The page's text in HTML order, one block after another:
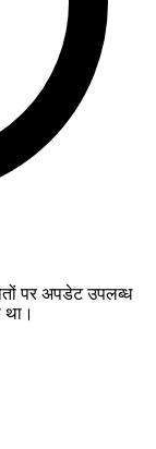
पर अपडेट उपलब्ध
था।